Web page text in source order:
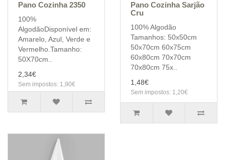
Pano Cozinha 2350
100%
AlgodãoDisponível em:
Amarelo, Azul, Verde e
Vermelho.Tamanho:
50X70cm..
2,34€
Sem impostos: 1,90€
Pano Cozinha Sarjão
Cru
100% Algodão
Tamanhos: 50x50cm
50x70cm 60x75cm
60x80cm 70x70cm
70x80cm 75x..
1,48€
Sem impostos: 1,20€